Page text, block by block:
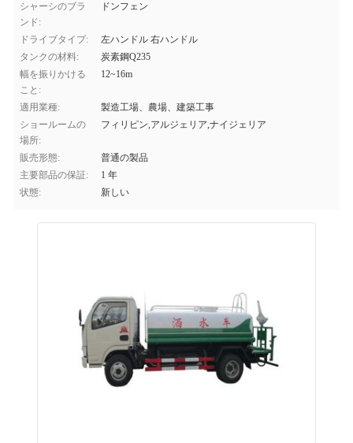
シャーシのブラ
ンド:
ドンフェン
ドライブタイプ:
左ハンドル 右ハンドル
タンクの材料:
炭素鋼Q235
幅を振りかける
こと:
12~16m
適用業種:
製造工場、農場、建築工事
ショールームの
場所:
フィリピン,アルジェリア,ナイジェリア
販売形態:
普通の製品
主要部品の保証:
1 年
状態:
新しい